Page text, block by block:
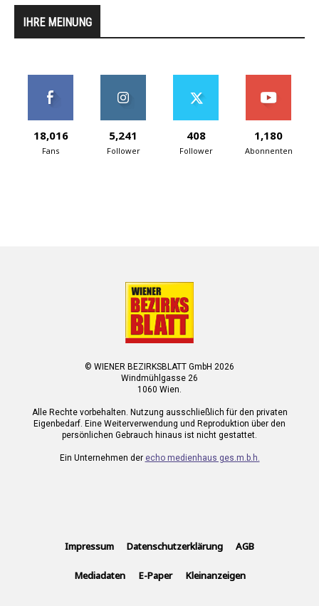
IHRE MEINUNG
18,016
Fans
5,241
Follower
408
Follower
1,180
Abonnenten
© WIENER BEZIRKSBLATT GmbH 2026
Windmühlgasse 26
1060 Wien.
Alle Rechte vorbehalten. Nutzung ausschließlich für den privaten
Eigenbedarf. Eine Weiterverwendung und Reproduktion über den
persönlichen Gebrauch hinaus ist nicht gestattet.
Ein Unternehmen der echo medienhaus ges.m.b.h.
Impressum Datenschutzerklärung AGB
Mediadaten E-Paper Kleinanzeigen